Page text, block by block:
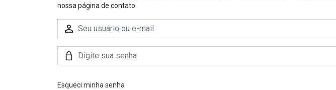
nossa página de contato.
Esqueci minha senha